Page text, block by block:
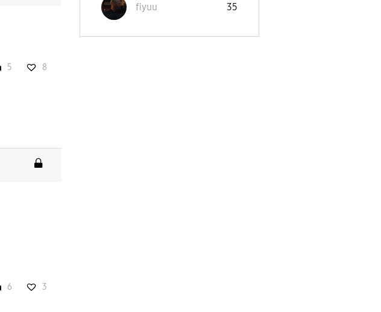
5 8
6 3
fiyuu 35